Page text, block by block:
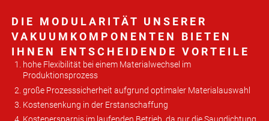
DIE MODULARITÄT UNSERER
VAKUUMKOMPONENTEN BIETEN
IHNEN ENTSCHEIDENDE VORTEILE
hohe Flexibilität bei einem Materialwechsel im
Produktionsprozess
große Prozesssicherheit aufgrund optimaler Materialauswahl
Kostensenkung in der Erstanschaffung